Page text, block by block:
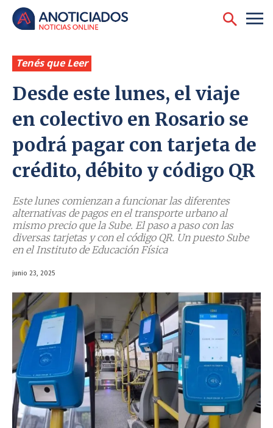
Tenés que Leer
Desde este lunes, el viaje
en colectivo en Rosario se
podrá pagar con tarjeta de
crédito, débito y código QR
Este lunes comienzan a funcionar las diferentes
alternativas de pagos en el transporte urbano al
mismo precio que la Sube. El paso a paso con las
diversas tarjetas y con el código QR. Un puesto Sube
en el Instituto de Educación Física
junio 23, 2025